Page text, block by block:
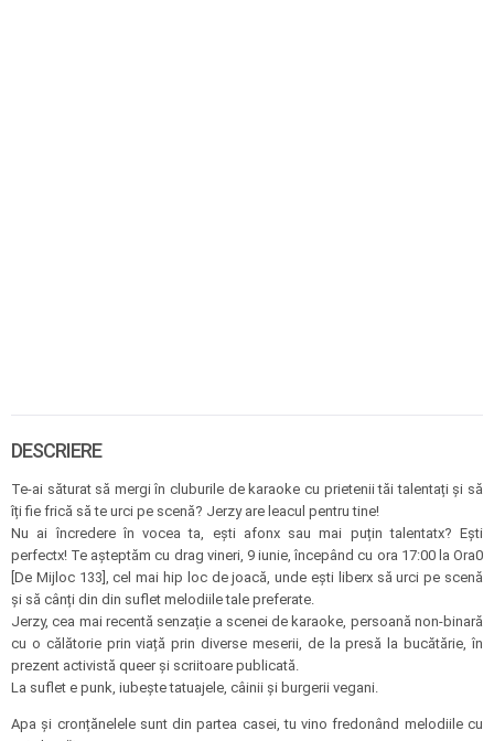
DESCRIERE
Te-ai săturat să mergi în cluburile de karaoke cu prietenii tăi talentați și să
îți fie frică să te urci pe scenă? Jerzy are leacul pentru tine!
Nu ai încredere în vocea ta, ești afonx sau mai puțin talentatx? Ești
perfectx! Te așteptăm cu drag vineri, 9 iunie, începând cu ora 17:00 la Ora0
[De Mijloc 133], cel mai hip loc de joacă, unde ești liberx să urci pe scenă
și să cânți din din suflet melodiile tale preferate.
Jerzy, cea mai recentă senzație a scenei de karaoke, persoană non-binară
cu o călătorie prin viață prin diverse meserii, de la presă la bucătărie, în
prezent activistă queer și scriitoare publicată.
La suflet e punk, iubește tatuajele, câinii și burgerii vegani.
Apa și cronțănelele sunt din partea casei, tu vino fredonând melodiile cu